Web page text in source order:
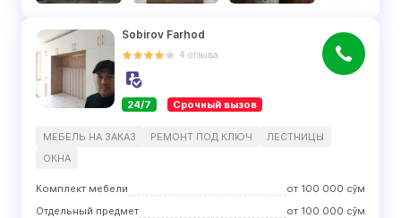
Sobirov Farhod
4 отзыва
24/7 Срочный вызов
МЕБЕЛЬ НА ЗАКАЗ РЕМОНТ ПОД КЛЮЧ
ЛЕСТНИЦЫ
ОКНА
Комплект мебели от 100 000 сўм
Отдельный предмет
от 100 000 сўм